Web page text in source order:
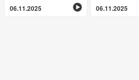
06.11.2025 06.11.2025